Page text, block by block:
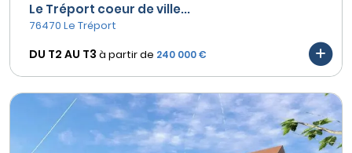
Le Tréport coeur de ville...
76470 Le Tréport
DU T2 AU T3 à partir de 240 000 €